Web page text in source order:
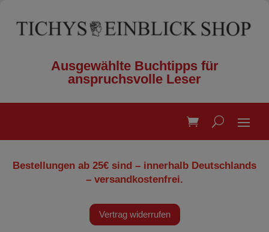
Ausgewählte Buchtipps für
anspruchsvolle Leser
Bestellungen ab 25€ sind – innerhalb Deutschlands
– versandkostenfrei.
Vertrag widerrufen